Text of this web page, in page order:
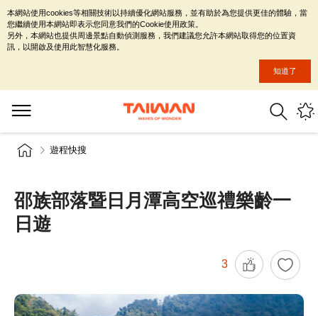
遊程快搜
邵族部落暨日月潭高空巡禮樂齡一
日遊
3
本網站使用cookies等相關技術以持續優化網站服務，並有助於為您提供更佳的體驗，當
您繼續使用本網站即表示您同意我們的Cookie使用政策。
另外，本網站也提供周邊景點自動偵測服務，我們建議您允許本網站取得您的位置資
訊，以開啟及使用此智慧化服務。
知道了